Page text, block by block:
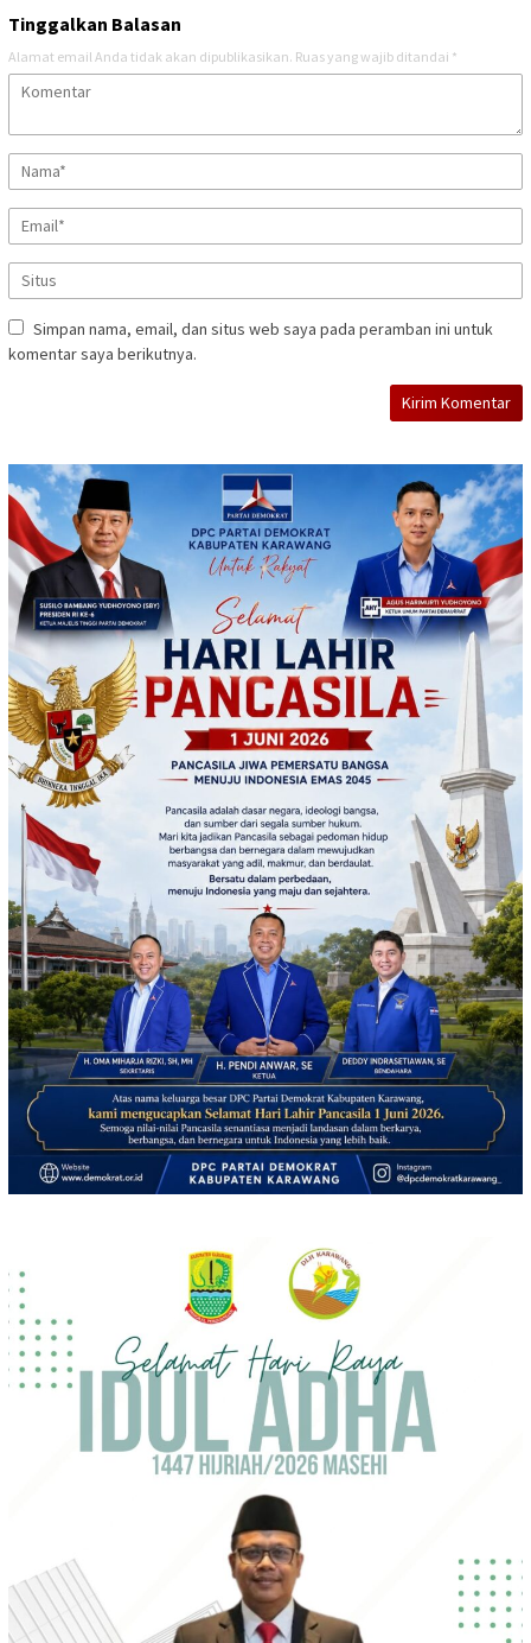
Tinggalkan Balasan
Alamat email Anda tidak akan dipublikasikan. Ruas yang wajib ditandai *
Simpan nama, email, dan situs web saya pada peramban ini untuk
komentar saya berikutnya.